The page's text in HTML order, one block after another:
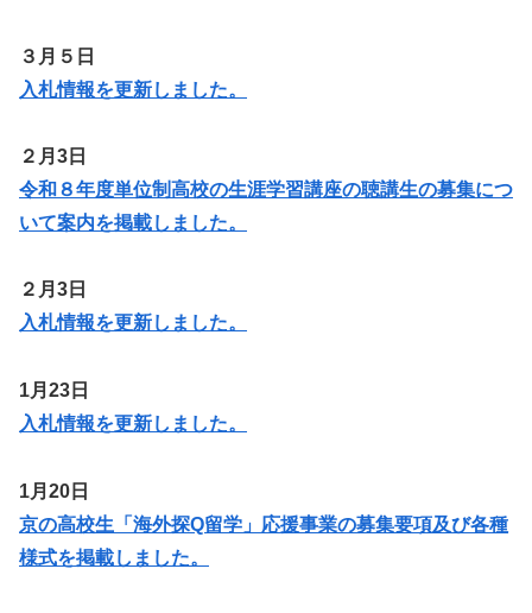
３月５日
入札情報を更新しま した。
２月3日
令和８年度単位制高校の生涯学習講座の聴講生の募集につ
いて案内を掲載しました。
２月3日
入札情報を更新しました。
1月23日
入札情報を更新しました。
1月20日
京の高校生「海外探Q留学」応援事業の募集要項及び各種
様式を掲載しました。